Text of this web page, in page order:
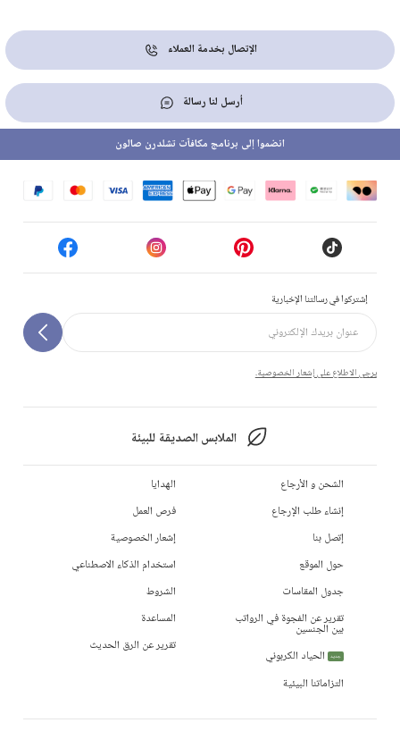
الإتصال بخدمة العملاء
أرسل لنا رسالة
إشتركوا في رسالتنا الإخبارية
يرجى الاطلاع على إشعار الخصوصية.
الملابس الصديقة للبيئة
انضموا إلى برنامج مكافآت تشلدرن صالون
الشحن و الأرجاع
إنشاء طلب الإرجاع
إتصل بنا
حول الموقع
جدول المقاسات
تقرير عن الفجوة في الرواتب
بين الجنسين
جديد
الحياد الكربوني
التزاماتنا البيئية
الهدايا
فرص العمل
إشعار الخصوصية
استخدام الذكاء الاصطناعي
الشروط
المساعدة
تقرير عن الرق الحديث